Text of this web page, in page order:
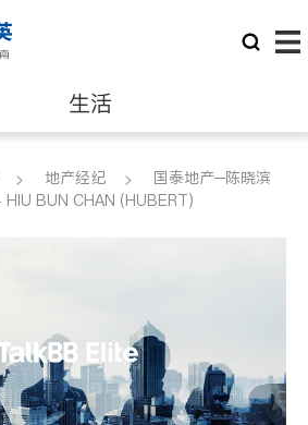
生活
律师
非盈利组织
地产经纪
国泰地产─陈晓滨
BUN CHAN (HUBERT)